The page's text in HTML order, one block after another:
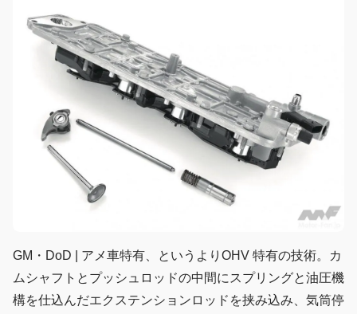
GM・DoD | アメ車特有、というよりOHV 特有の技術。カ
ムシャフトとプッシュロッドの中間にスプリングと油圧機
構を仕込んだエクステンションロッドを挟み込み、気筒停